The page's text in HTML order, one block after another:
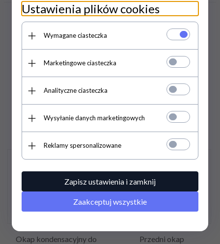
PRODUKTY
POWIĄZANE /
PODOBNE
Promocja
Okap kondensacyjny do
Promocja
Przedni okap
Ustawienia plików cookies
Wymagane ciasteczka
Marketingowe ciasteczka
Analityczne ciasteczka
Wysyłanie danych marketingowych
Reklamy spersonalizowane
Zapisz ustawienia i zamknij
Zaakceptuj wszystkie